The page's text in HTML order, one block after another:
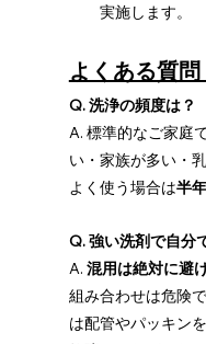
実施します。
よくある質問
Q. 洗浄の頻度は？
A. 標準的なご家庭
い・家族が多い・
よく使う場合は半
Q. 強い洗剤で自分
A. 混用は絶対に避
組み合わせは危険
は配管やパッキン